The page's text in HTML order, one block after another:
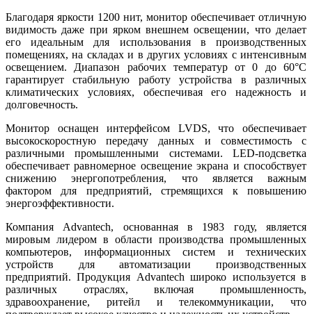
Благодаря яркости 1200 нит, монитор обеспечивает отличную
видимость даже при ярком внешнем освещении, что делает
его идеальным для использования в производственных
помещениях, на складах и в других условиях с интенсивным
освещением. Диапазон рабочих температур от 0 до 60°C
гарантирует стабильную работу устройства в различных
климатических условиях, обеспечивая его надежность и
долговечность.
Монитор оснащен интерфейсом LVDS, что обеспечивает
высокоскоростную передачу данных и совместимость с
различными промышленными системами. LED-подсветка
обеспечивает равномерное освещение экрана и способствует
снижению энергопотребления, что является важным
фактором для предприятий, стремящихся к повышению
энергоэффективности.
Компания Advantech, основанная в 1983 году, является
мировым лидером в области производства промышленных
компьютеров, информационных систем и технических
устройств для автоматизации производственных
предприятий. Продукция Advantech широко используется в
различных отраслях, включая промышленность,
здравоохранение, ритейл и телекоммуникации, что